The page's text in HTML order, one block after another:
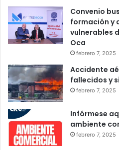
Convenio
formación y
vulnerables
Oca
febrero 7, 2025
Accidente
fallecidos y
febrero 7, 2025
Infórmese
ambiente
febrero 7, 2025